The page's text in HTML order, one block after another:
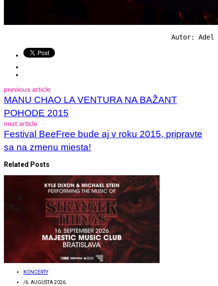
Autor: Adel
previous article
MANU CHAO LA VENTURA NA BAŽANT
POHODE 2015
next article
Festival BeeFree bude aj v roku 2015, pripravte
sa na zmenu miesta!
Related Posts
KONCERTY
/6. AUGUSTA 2026